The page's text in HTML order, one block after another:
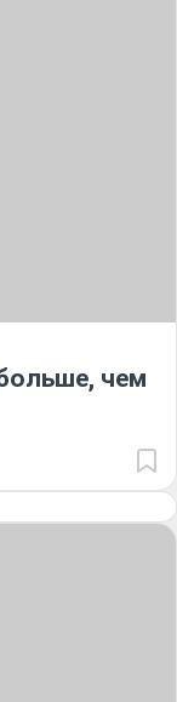
чем